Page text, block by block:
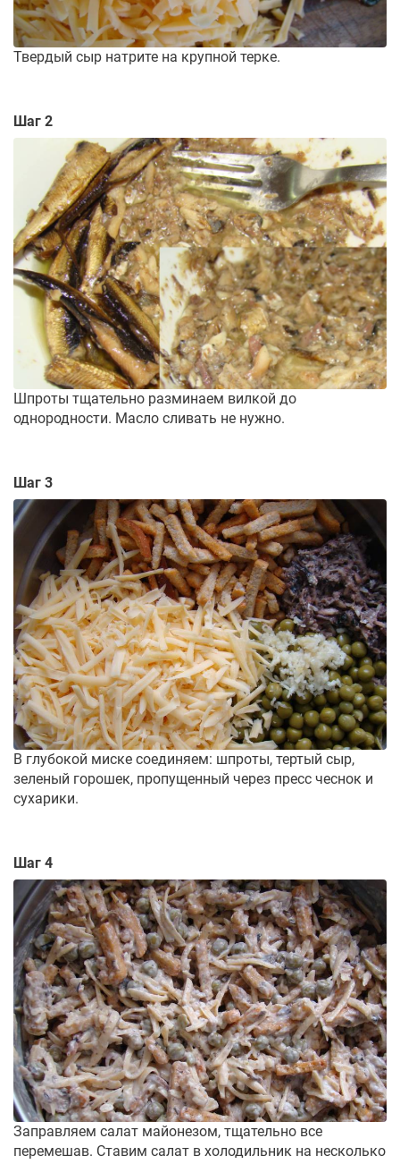
Твердый сыр натрите на крупной терке.
Шаг 2
Шпроты тщательно разминаем вилкой до
однородности. Масло сливать не нужно.
Шаг 3
В глубокой миске соединяем: шпроты, тертый сыр,
зеленый горошек, пропущенный через пресс чеснок и
сухарики.
Шаг 4
Заправляем салат майонезом, тщательно все
перемешав. Ставим салат в холодильник на несколько